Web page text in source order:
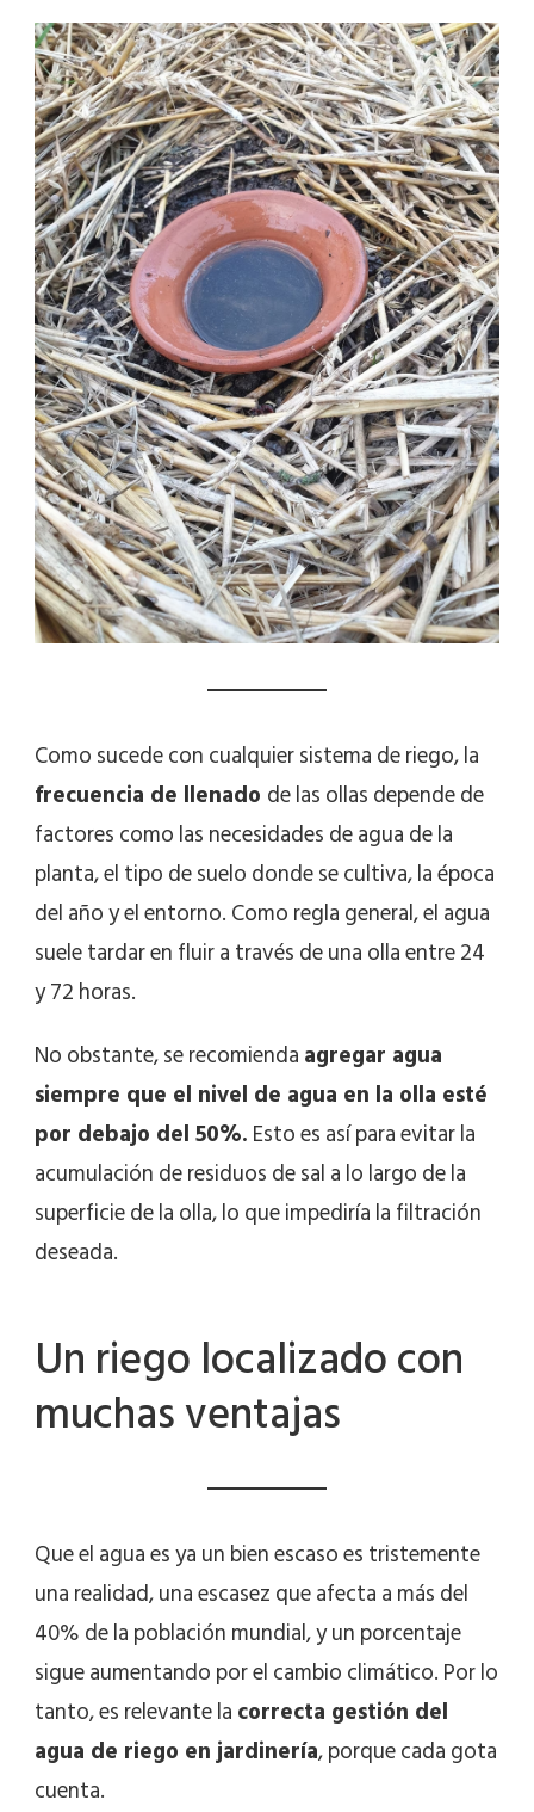
Como sucede con cualquier sistema de riego, la
frecuencia de llenado de las ollas depende de
factores como las necesidades de agua de la
planta, el tipo de suelo donde se cultiva, la época
del año y el entorno. Como regla general, el agua
suele tardar en fluir a través de una olla entre 24
y 72 horas.
No obstante, se recomiendaagregar agua
siempre que el nivel de agua en la olla esté
por debajo del 50%.Esto es así para evitar la
acumulación de residuos de sal a lo largo de la
superficie de la olla, lo que impediría la filtración
deseada.
Un riego localizado con
muchas ventajas
Que el agua es ya un bien escaso es tristemente
una realidad, una escasez que afecta a más del
40% de la población mundial, y un porcentaje
sigue aumentando por el cambio climático. Por lo
tanto, es relevante lacorrecta gestión del
agua de riego en jardinería, porque cada gota
cuenta.